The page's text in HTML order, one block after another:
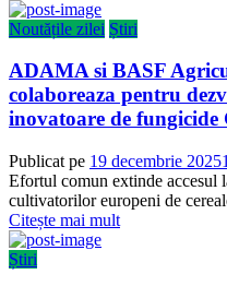
Noutățile zilei Știri
ADAMA si BASF
colaboreaza pentru
inovatoare de
Publicat pe 19 decembrie 2025
Efortul comun extinde
cultivatorilor europeni de
Citește mai mult
Știri